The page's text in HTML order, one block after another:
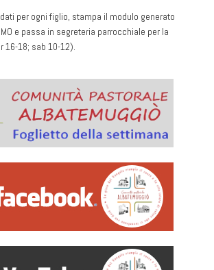
per ogni figlio, stampa il modulo generato
e passa in segreteria parrocchiale per la
16-18; sab 10-12).